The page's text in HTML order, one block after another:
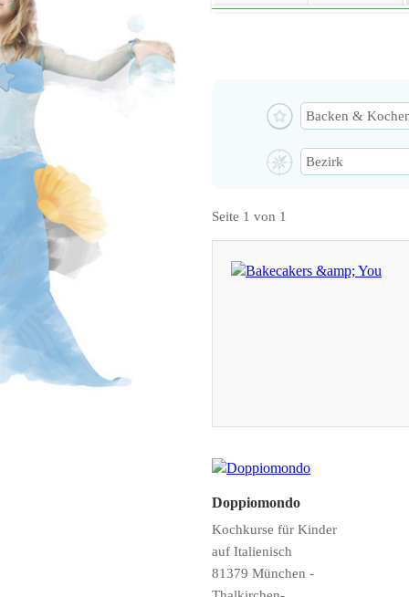
Seite 1 von 1
Doppiomondo
Kochkurse für Kinder
auf Italienisch
81379 München -